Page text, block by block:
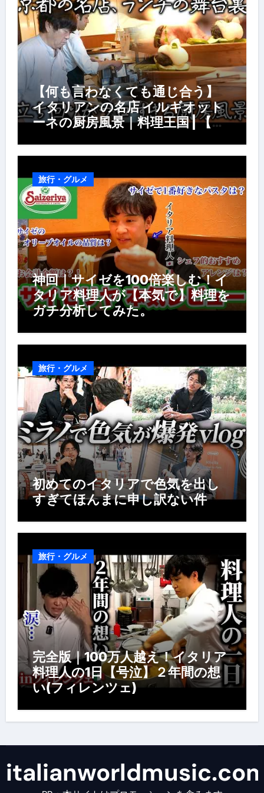
【何も言わなくても通じ合う】
イタリアンの名店 イルギオット
ーネの厨房風景｜料理王国 | 【厨
風景】
旅行・グルメ
神回｜サイゼを100倍楽しむ！イ
タリア料理人が【本気で】料理を
ガチ分析してみた。
旅行・グルメ
初めてのイタリアで色気を出し
すぎてほんまに申し訳ない件
旅行・グルメ
完全版｜100万人越え！イタリア
料理人の1日【号泣】２年間の想
い(フィレンツェ)